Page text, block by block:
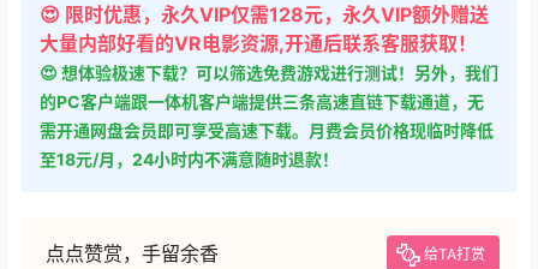
😍 限时优惠，永久VIP仅需128元，永久VIP额外赠送
大量内部好看的VR电影资源,开通后联系客服获取！
😍 想体验极速下载？可以筛选免费游戏进行测试！另外，我们
的PC客户端跟一体机客户端提供三条高速直链下载通道，无
需开通网盘会员即可享受高速下载。月费会员价格现临时降低
至18元/月，24小时内不满意随时退款！
点点赞赏，手留余香 给TA打赏